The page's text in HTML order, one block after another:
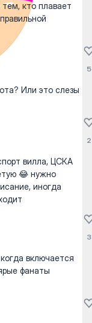
кто плавает
Или это слезы
5
вилла, ЦСКА
😂 нужно
иногда
2
включается
фанаты
3